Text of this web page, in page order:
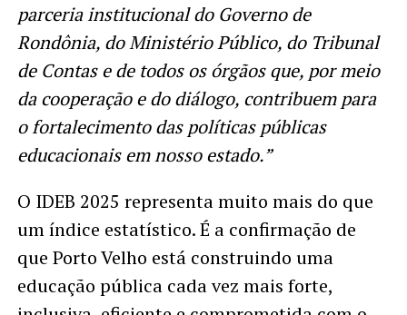
parceria institucional do Governo de
Rondônia, do Ministério Público, do Tribunal
de Contas e de todos os órgãos que, por meio
da cooperação e do diálogo, contribuem para
o fortalecimento das políticas públicas
educacionais em nosso estado.”
O IDEB 2025 representa muito mais do que
um índice estatístico. É a confirmação de
que Porto Velho está construindo uma
educação pública cada vez mais forte,